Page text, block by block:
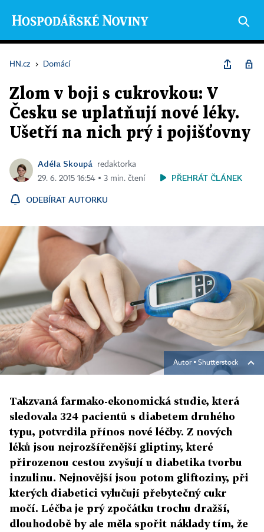
HN.cz › Domácí
Zlom v boji s cukrovkou: V
Česku se uplatňují nové léky.
Ušetří na nich prý i pojišťovny
Adéla Skoupá
redaktorka
29. 6. 2015 16:54 ▪ 3 min. čtení
PŘEHRÁT ČLÁNEK
ODEBÍRAT AUTORKU
Autor ▪ Shutterstock
Takzvaná farmako-ekonomická studie, která
sledovala 324 pacientů s diabetem druhého
typu, potvrdila přínos nové léčby. Z nových
léků jsou nejrozšířenější gliptiny, které
přirozenou cestou zvyšují u diabetika tvorbu
inzulinu. Nejnovější jsou potom gliftoziny, při
kterých diabetici vylučují přebytečný cukr
močí. Léčba je prý zpočátku trochu dražší,
dlouhodobě by ale měla spořit náklady tím, že